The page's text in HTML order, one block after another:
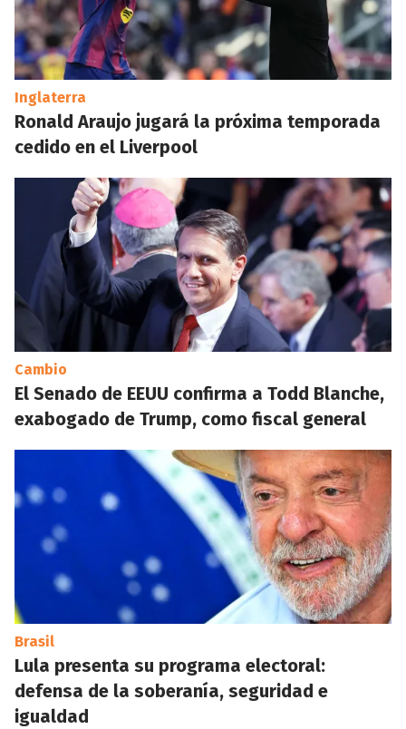
Inglaterra
Ronald Araujo jugará la próxima temporada
cedido en el Liverpool
Cambio
El Senado de EEUU confirma a Todd Blanche,
exabogado de Trump, como fiscal general
Brasil
Lula presenta su programa electoral:
defensa de la soberanía, seguridad e
igualdad